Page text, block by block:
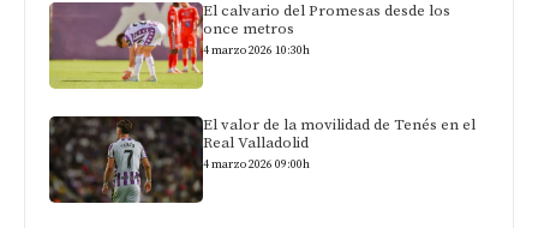
El calvario del Promesas desde los
once metros
4 marzo 2026 10:30h
El valor de la movilidad de Tenés en el
Real Valladolid
4 marzo 2026 09:00h